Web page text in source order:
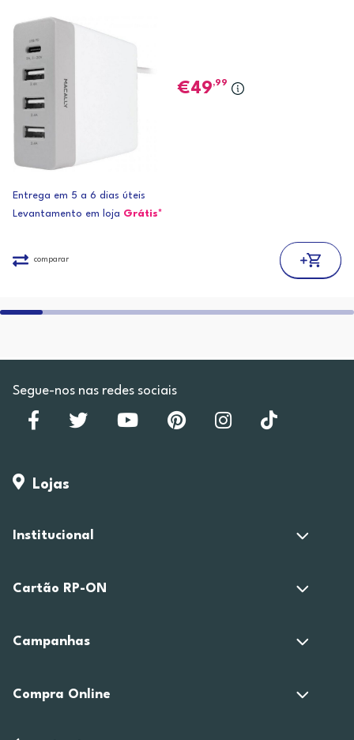
49,99
Entrega em 5 a 6 dias úteis
Levantamento em loja Grátis*
comparar
Segue-nos nas redes sociais
Lojas
Institucional
Cartão RP-ON
Campanhas
Compra Online